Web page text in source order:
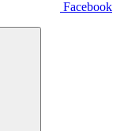
Facebook